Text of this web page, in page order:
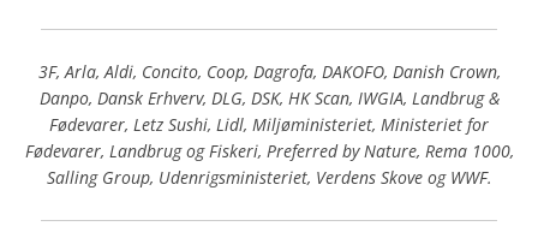
3F, Arla, Aldi, Concito, Coop, Dagrofa, DAKOFO, Danish Crown,
Danpo, Dansk Erhverv, DLG, DSK, HK Scan, IWGIA, Landbrug &
Fødevarer, Letz Sushi, Lidl, Miljøministeriet, Ministeriet for
Fødevarer, Landbrug og Fiskeri, Preferred by Nature, Rema 1000,
Salling Group, Udenrigsministeriet, Verdens Skove og WWF.